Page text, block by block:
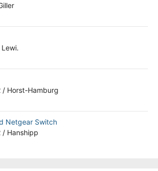
Lewi.
/ Horst-Hamburg
Netgear Switch
/ Hanshipp